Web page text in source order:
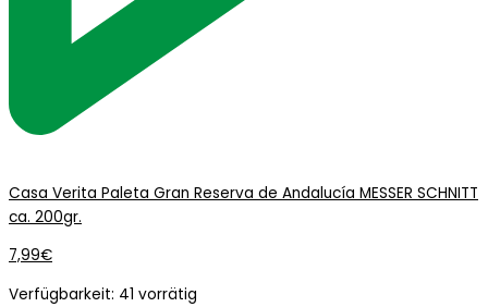
Casa Verita Paleta Gran Reserva de Andalucía MESSER SCHNITT
ca. 200gr.
7,99€
Verfügbarkeit: 41 vorrätig